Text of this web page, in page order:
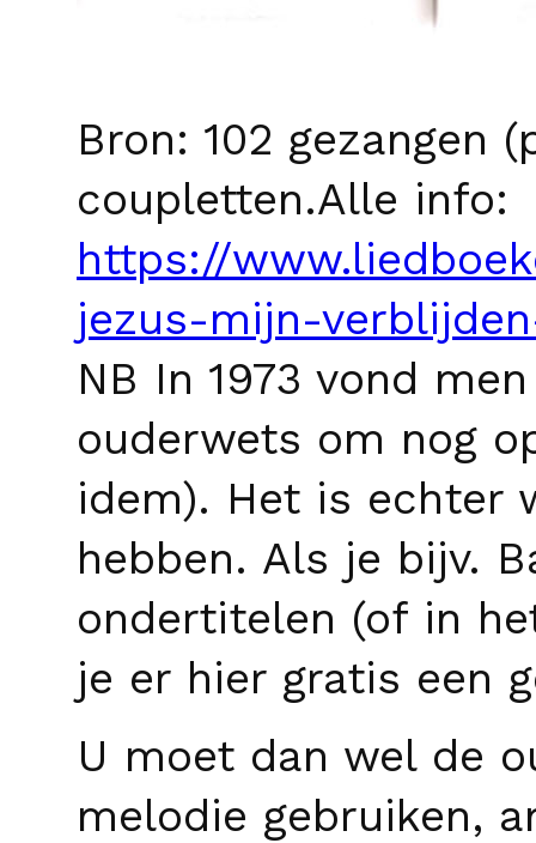
Bron: 102 gezangen
coupletten.Alle info:
https://
jezus-mijn-
NB In 1973 vond
ouderwets om nog
idem). Het is echter
hebben. Als je bijv.
ondertitelen (of in
je er hier gratis een
U moet dan wel de
melodie gebruiken,